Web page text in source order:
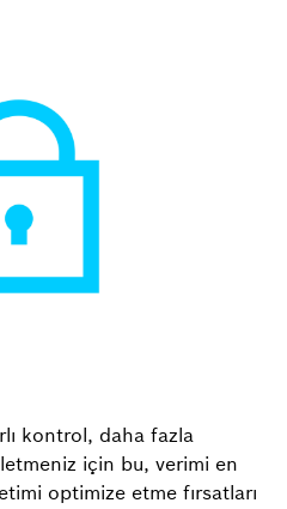
kontrol, daha fazla
için bu, verimi en
optimize etme fırsatları